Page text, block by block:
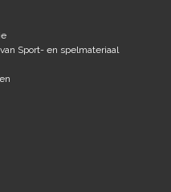
Sport- en spelmateriaal